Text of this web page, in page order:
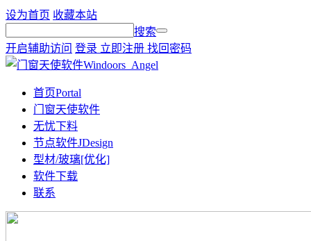
设为首页 收藏本站
搜索
开启辅助访问 登录 立即注册 找回密码
首页Portal
门窗天使软件
无忧下料
节点软件JDesign
型材/玻璃[优化]
软件下载
联系